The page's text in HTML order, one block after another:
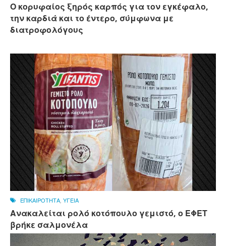
Ο κορυφαίος ξηρός καρπός για τον εγκέφαλο,
την καρδιά και το έντερο, σύμφωνα με
διατροφολόγους
ΕΠΙΚΑΙΡΟΤΗΤΑ ΥΓΕΙΑ
Ανακαλείται ρολό κοτόπουλο γεμιστό, ο ΕΦΕΤ
βρήκε σαλμονέλα